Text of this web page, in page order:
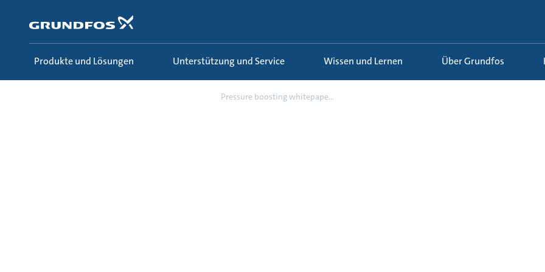
springen
Produkte und Lösungen Unterstützung und Service Wissen und Lernen Über Grundfos
Pressure boosting whitepape...